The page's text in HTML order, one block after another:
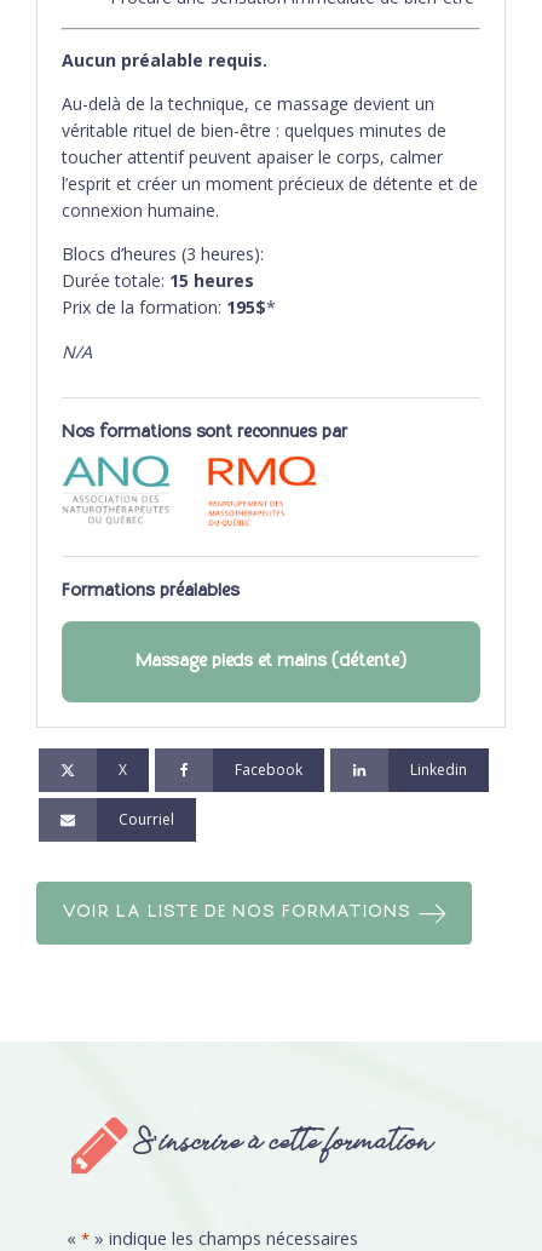
Aucun préalable requis.
Au-delà de la technique, ce massage devient un
véritable rituel de bien-être : quelques minutes de
toucher attentif peuvent apaiser le corps, calmer
l’esprit et créer un moment précieux de détente et de
connexion humaine.
Blocs d’heures (3 heures):
Durée totale: 15 heures
Prix de la formation: 195$*
N/A
Nos formations sont reconnues par
Formations préalables
Massage pieds et mains (détente)
X Facebook
Courriel
Linkedin
VOIR LA LISTE DE NOS FORMATIONS
S'inscrire à cette formation
« *» indique les champs nécessaires